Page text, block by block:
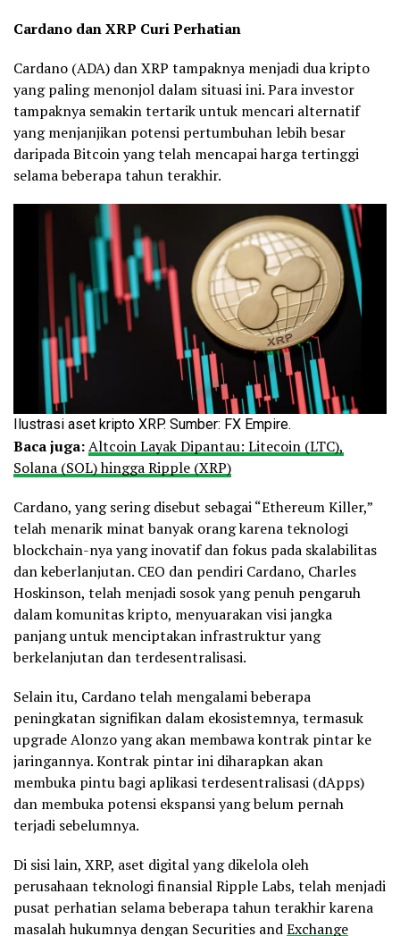
Cardano dan XRP Curi Perhatian
Cardano (ADA) dan XRP tampaknya menjadi dua kripto
yang paling menonjol dalam situasi ini. Para investor
tampaknya semakin tertarik untuk mencari alternatif
yang menjanjikan potensi pertumbuhan lebih besar
daripada Bitcoin yang telah mencapai harga tertinggi
selama beberapa tahun terakhir.
Ilustrasi aset kripto XRP. Sumber: FX Empire.
Baca juga:Altcoin Layak Dipantau: Litecoin (LTC),
Solana (SOL) hingga Ripple (XRP)
Cardano, yang sering disebut sebagai “Ethereum Killer,”
telah menarik minat banyak orang karena teknologi
blockchain-nya yang inovatif dan fokus pada skalabilitas
dan keberlanjutan. CEO dan pendiri Cardano, Charles
Hoskinson, telah menjadi sosok yang penuh pengaruh
dalam komunitas kripto, menyuarakan visi jangka
panjang untuk menciptakan infrastruktur yang
berkelanjutan dan terdesentralisasi.
Selain itu, Cardano telah mengalami beberapa
peningkatan signifikan dalam ekosistemnya, termasuk
upgrade Alonzo yang akan membawa kontrak pintar ke
jaringannya. Kontrak pintar ini diharapkan akan
membuka pintu bagi aplikasi terdesentralisasi (dApps)
dan membuka potensi ekspansi yang belum pernah
terjadi sebelumnya.
Di sisi lain, XRP, aset digital yang dikelola oleh
perusahaan teknologi finansial Ripple Labs, telah menjadi
pusat perhatian selama beberapa tahun terakhir karena
masalah hukumnya dengan Securities andExchange